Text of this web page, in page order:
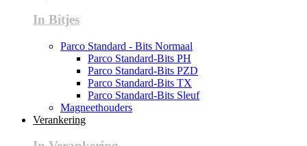
In Bitjes
Parco Standard - Bits Normaal
Parco Standard-Bits PH
Parco Standard-Bits PZD
Parco Standard-Bits TX
Parco Standard-Bits Sleuf
Magneethouders
Verankering